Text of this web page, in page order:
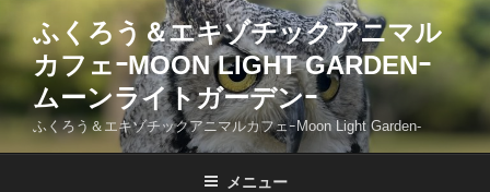
ン
テ
ツ
ふくろう＆エキゾチックアニマル
カフェｰMOON LIGHT GARDENｰ
ムーンライトガーデンｰ
ふくろう＆エキゾチックアニマルカフェｰMoon Light Garden-
メニュー